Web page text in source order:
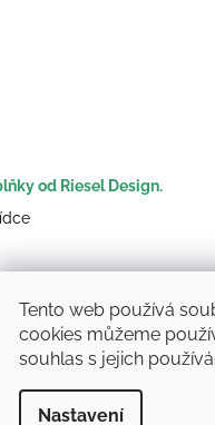
Tento web používá
cookies můžeme
souhlas s jejich
Nastavení
od Riesel Design.
RM Rudolf Mana